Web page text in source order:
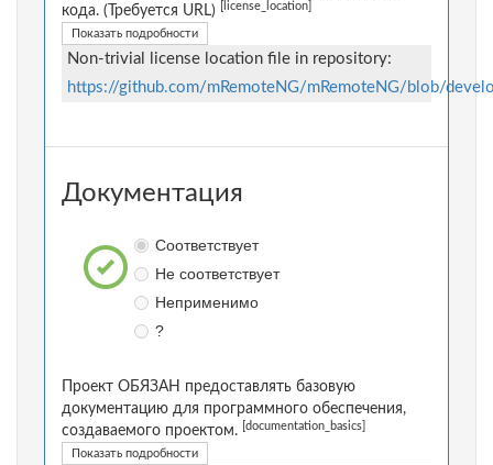
кода. (Требуется URL)
[license_location]
Показать подробности
Non-trivial license location file in repository:
https://github.com/mRemoteNG/mRemoteNG/blob/
Документация
Соответствует
Не соответствует
Неприменимо
?
Проект ОБЯЗАН предоставлять базовую
документацию для программного обеспечения,
создаваемого проектом.
[documentation_basics]
Показать подробности